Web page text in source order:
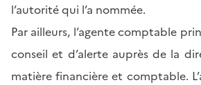
l’autorité qui l’a nommée.
Par ailleurs, l’agente comptable
conseil et d’alerte auprès de la
matière financière et comptable.